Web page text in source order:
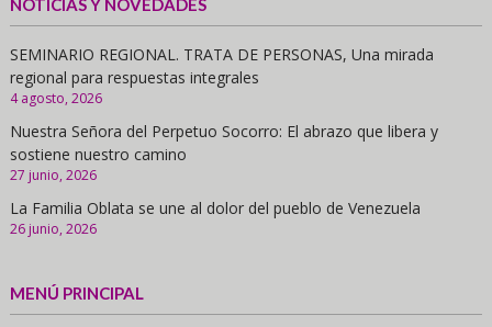
NOTICIAS Y NOVEDADES
SEMINARIO REGIONAL. TRATA DE PERSONAS, Una mirada
regional para respuestas integrales
4 agosto, 2026
Nuestra Señora del Perpetuo Socorro: El abrazo que libera y
sostiene nuestro camino
27 junio, 2026
La Familia Oblata se une al dolor del pueblo de Venezuela
26 junio, 2026
MENÚ PRINCIPAL